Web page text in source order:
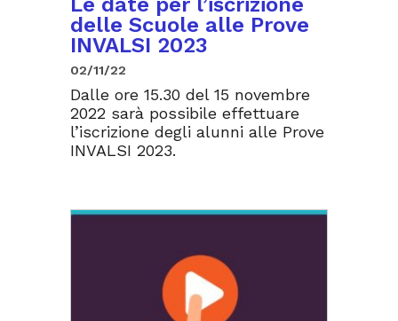
delle Scuole alle Prove
INVALSI 2023
02/11/22
Dalle ore 15.30 del 15 novembre
2022 sarà possibile effettuare
l’iscrizione degli alunni alle Prove
INVALSI 2023.